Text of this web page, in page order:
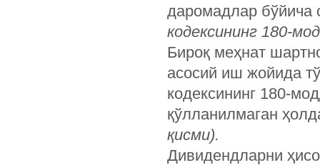
даромадлар бўйича
кодексининг 180-
Бироқ меҳнат
асосий иш жойида
кодексининг 180-
қўлланилмаган
қисми).
Дивидендларни